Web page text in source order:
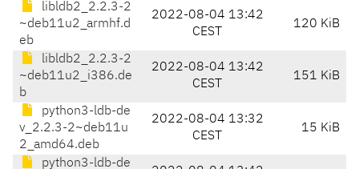
libldb2_2.2.3-2
~deb11u2_armhf.d
eb
2022-08-04 13:42
CEST
120 KiB
libldb2_2.2.3-2
~deb11u2_i386.de
b
2022-08-04 13:42
CEST
151 KiB
python3-ldb-de
v_2.2.3-2~deb11u
2_amd64.deb
2022-08-04 13:32
CEST
15 KiB
python3-ldb-de